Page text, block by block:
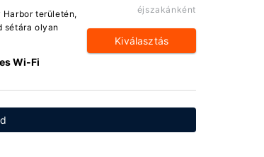
Harbor területén,
sétára olyan
Wi-Fi
éjszakánként
Kiválasztás